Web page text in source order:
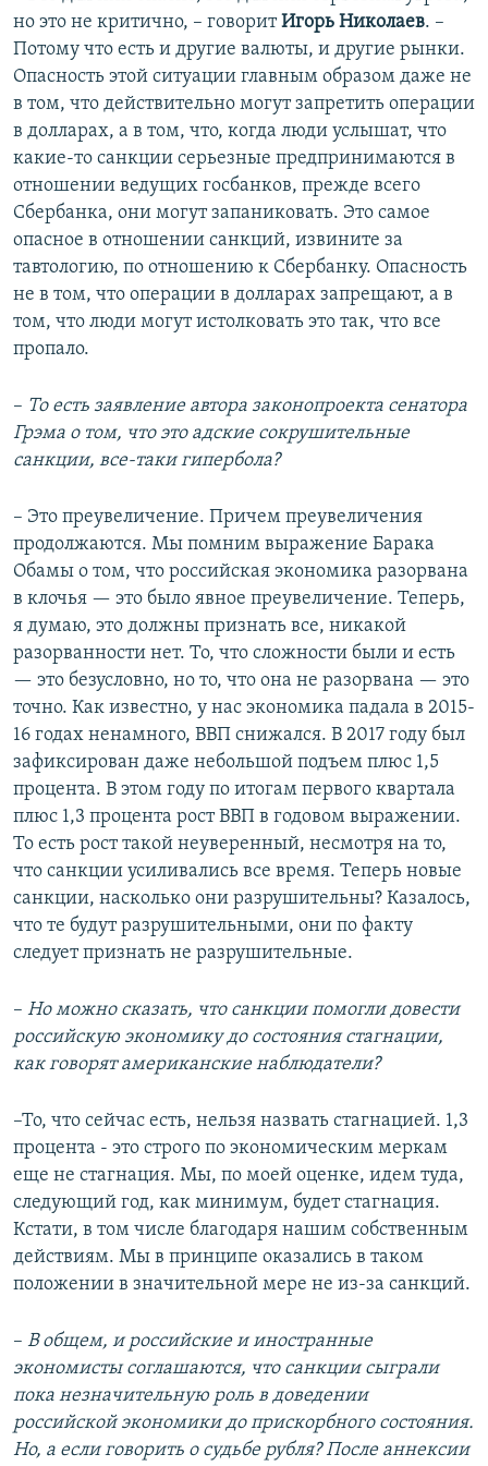
но это не критично, – говоритИгорь Николаев. –
Потому что есть и другие валюты, и другие рынки.
Опасность этой ситуации главным образом даже не
в том, что действительно могут запретить операции
в долларах, а в том, что, когда люди услышат, что
какие-то санкции серьезные предпринимаются в
отношении ведущих госбанков, прежде всего
Сбербанка, они могут запаниковать. Это самое
опасное в отношении санкций, извините за
тавтологию, по отношению к Сбербанку. Опасность
не в том, что операции в долларах запрещают, а в
том, что люди могут истолковать это так, что все
пропало.
– То есть заявление автора законопроекта сенатора
Грэма о том, что это адские сокрушительные
санкции, все-таки гипербола?
– Это преувеличение. Причем преувеличения
продолжаются. Мы помним выражение Барака
Обамы о том, что российская экономика разорвана
в клочья — это было явное преувеличение. Теперь,
я думаю, это должны признать все, никакой
разорванности нет. То, что сложности были и есть
— это безусловно, но то, что она не разорвана — это
точно. Как известно, у нас экономика падала в 2015-
16 годах ненамного, ВВП снижался. В 2017 году был
зафиксирован даже небольшой подъем плюс 1,5
процента. В этом году по итогам первого квартала
плюс 1,3 процента рост ВВП в годовом выражении.
То есть рост такой неуверенный, несмотря на то,
что санкции усиливались все время. Теперь новые
санкции, насколько они разрушительны? Казалось,
что те будут разрушительными, они по факту
следует признать не разрушительные.
– Но можно сказать, что санкции помогли довести
российскую экономику до состояния стагнации,
как говорят американские наблюдатели?
–То, что сейчас есть, нельзя назвать стагнацией. 1,3
процента - это строго по экономическим меркам
еще не стагнация. Мы, по моей оценке, идем туда,
следующий год, как минимум, будет стагнация.
Кстати, в том числе благодаря нашим собственным
действиям. Мы в принципе оказались в таком
положении в значительной мере не из-за санкций.
– В общем, и российские и иностранные
экономисты соглашаются, что санкции сыграли
пока незначительную роль в доведении
российской экономики до прискорбного состояния.
Но, а если говорить о судьбе рубля? После аннексии